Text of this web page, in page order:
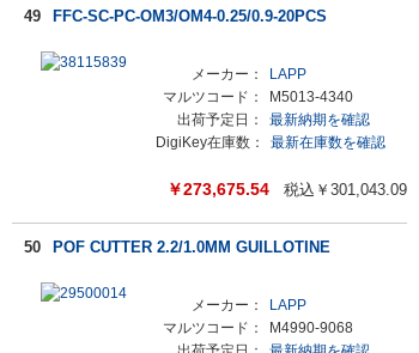
49 FFC-SC-PC-OM3/OM4-0.25/0.9-20PCS
メーカー：
LAPP
マルツコード：
M5013-4340
出荷予定日：
最新納期を確認
DigiKey在庫数：
最新在庫数を確認
￥273,675.54 税込￥ 301,043.09
50 POF CUTTER 2.2/1.0MM GUILLOTINE
メーカー：
LAPP
マルツコード：
M4990-9068